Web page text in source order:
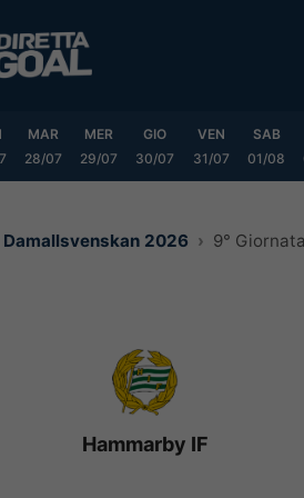
MAR
28/07
MER
29/07
GIO
30/07
VEN
31/07
SAB
01/08
Damallsvenskan 2026 9° Giornata
Hammarby IF